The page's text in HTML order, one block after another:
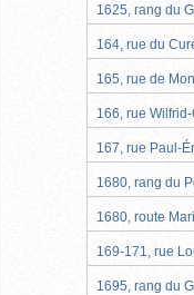
1625, rang du
164, rue du
165, rue de
166, rue
167, rue Paul-
1680, rang du
1680, route
169-171, rue
1695, rang du